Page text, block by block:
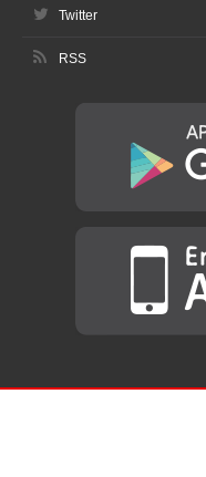
Twitter
RSS